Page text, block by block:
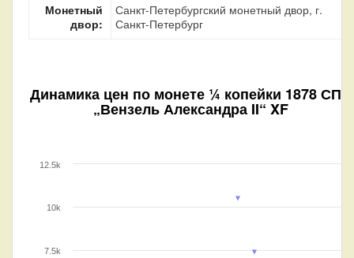
Монетный
двор:
Санкт-Петербургский монетный двор, г.
Санкт-Петербург
Динамика цен по монете ¼ копейки 1878 СПБ
„Вензель Александра II“ XF
7.5k
10k
12.5k